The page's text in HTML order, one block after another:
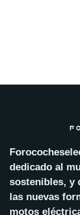
dedicado al
sostenibles, y
las nuevas
motos